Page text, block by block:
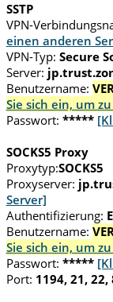
SSTP
VPN-
einen anderen
VPN-Typ: Secure
Server:
Benutzername:
Sie sich ein, um
Passwort: *****
SOCKS5 Proxy
Proxytyp:SOCKS5
Proxyserver:
Server]
Authentifizierung:
Benutzername:
Sie sich ein, um
Passwort: *****
Port: 1194, 21, 22,